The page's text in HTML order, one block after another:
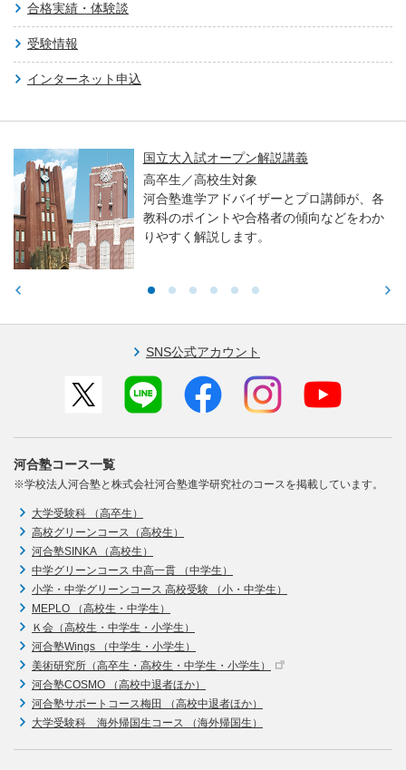
合格実績・体験談
受験情報
インターネット申込
国立大入試オープン解説講義
高卒生／高校生対象
河合塾進学アドバイザーとプロ講師が、各
教科のポイントや合格者の傾向などをわか
りやすく解説します。
SNS公式アカウント
河合塾コース一覧
※学校法人河合塾と株式会社河合塾進学研究社のコースを掲載しています。
大学受験科 （高卒生）
高校グリーンコース（高校生）
河合塾SINKA （高校生）
中学グリーンコース 中高一貫 （中学生）
小学・中学グリーンコース 高校受験 （小・中学生）
MEPLO （高校生・中学生）
Ｋ会（高校生・中学生・小学生）
河合塾Wings （中学生・小学生）
美術研究所（高卒生・高校生・中学生・小学生）
河合塾COSMO （高校中退者ほか）
河合塾サポートコース梅田 （高校中退者ほか）
大学受験科 海外帰国生コース （海外帰国生）